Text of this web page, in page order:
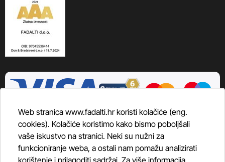
Web stranica www.fadalti.hr koristi kolačiće (eng.
cookies). Kolačiće koristimo kako bismo poboljšali
vaše iskustvo na stranici. Neki su nužni za
funkcioniranje weba, a ostali nam pomažu analizirati
korištenje i prilagoditi sadržaj. Za više informacija